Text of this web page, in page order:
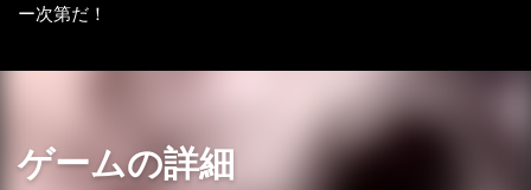
ー次第だ！
ゲームの詳細